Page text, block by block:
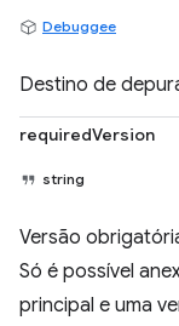
Debuggee
Destino de
requiredVersion
string
Versão
Só é possível
principal e uma